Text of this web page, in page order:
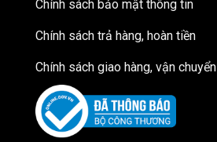
Chính sách bảo mật thông tin
Chính sách trả hàng, hoàn tiền
Chính sách giao hàng, vận chuyển